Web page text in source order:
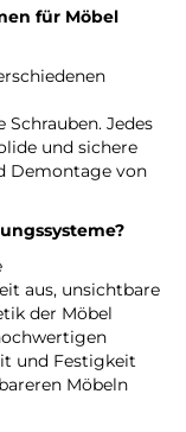
für Möbel
Jedes
und sichere
Demontage von
aus, unsichtbare
der Möbel
und Festigkeit
Möbeln